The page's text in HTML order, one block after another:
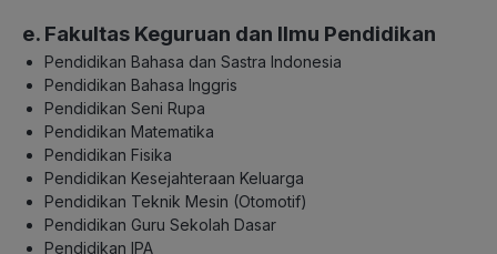
e. Fakultas Keguruan dan Ilmu Pendidikan
Pendidikan Bahasa dan Sastra Indonesia
Pendidikan Bahasa Inggris
Pendidikan Seni Rupa
Pendidikan Matematika
Pendidikan Fisika
Pendidikan Kesejahteraan Keluarga
Pendidikan Teknik Mesin (Otomotif)
Pendidikan Guru Sekolah Dasar
Pendidikan IPA